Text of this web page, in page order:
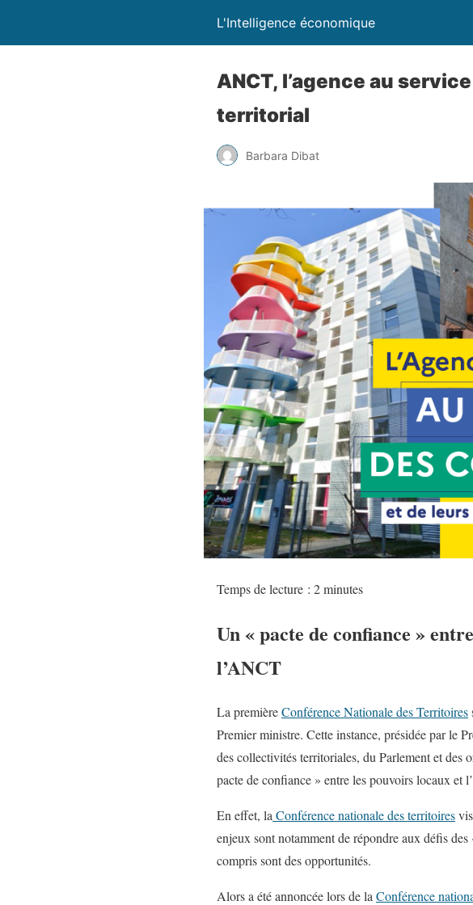
L'Intelligence économique
ANCT, l’agence au
territorial
Barbara Dibat
Temps de lecture : 2minutes
Un « pacte de confiance »
l’ANCT
La premièreConférence Nationale des Territoires
Premier ministre. Cette instance, présidée par le
des collectivités territoriales, du Parlement et des
pacte de confiance » entre les pouvoirs locaux et
En effet, la Conférence nationale des territoires
enjeux sont notamment de répondre aux défis
compris sont des opportunités.
Alors a été annoncée lors de la Conférence